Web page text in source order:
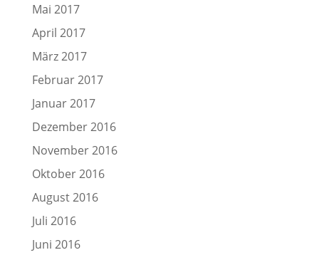
Mai 2017
April 2017
März 2017
Februar 2017
Januar 2017
Dezember 2016
November 2016
Oktober 2016
August 2016
Juli 2016
Juni 2016